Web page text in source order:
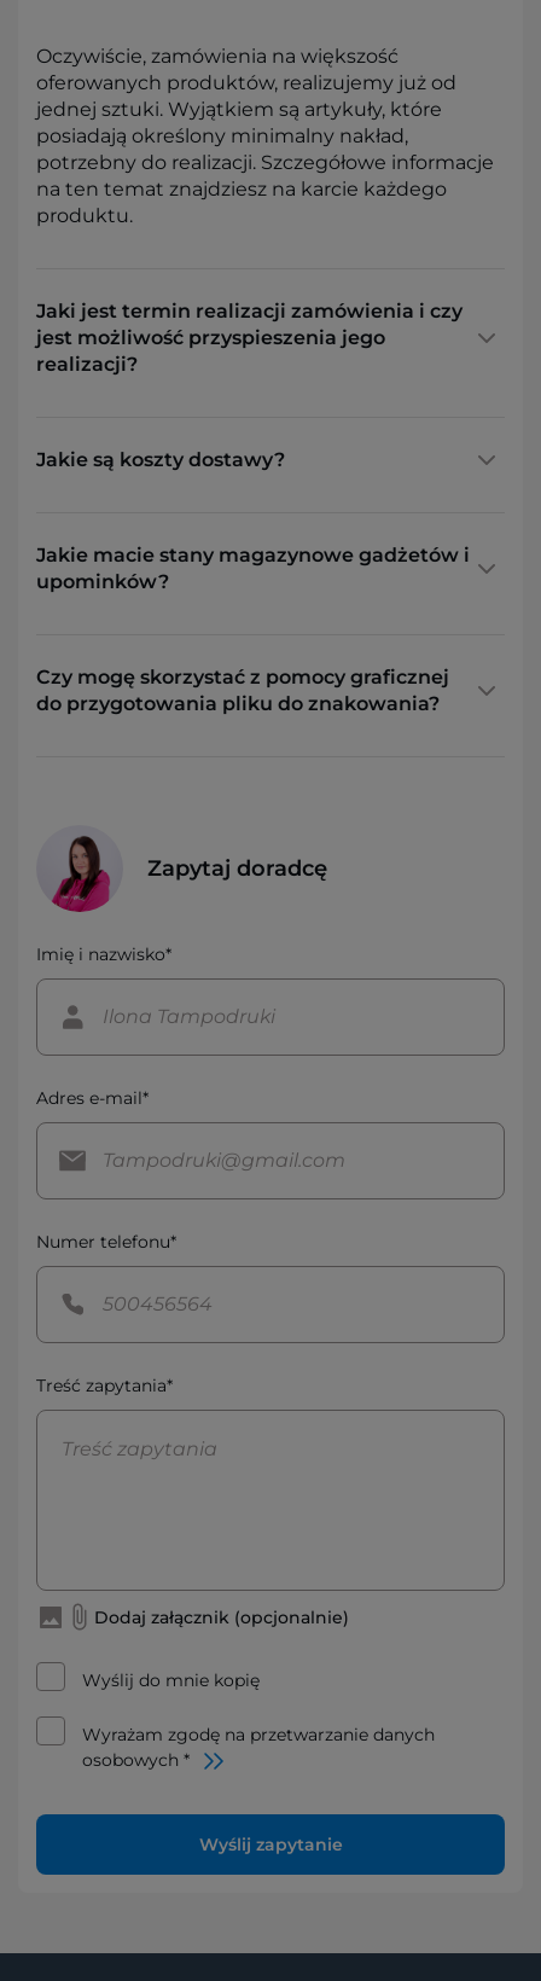
Oczywiście, zamówienia na większość
oferowanych produktów, realizujemy już od
jednej sztuki. Wyjątkiem są artykuły, które
posiadają określony minimalny nakład,
potrzebny do realizacji. Szczegółowe informacje
na ten temat znajdziesz na karcie każdego
produktu.
Jaki jest termin realizacji zamówienia i czy
jest możliwość przyspieszenia jego
realizacji?
Jakie są koszty dostawy?
Jakie macie stany magazynowe gadżetów i
upominków?
Czy mogę skorzystać z pomocy graficznej
do przygotowania pliku do znakowania?
Zapytaj doradcę
Imię i nazwisko*
Adres e-mail*
Numer telefonu*
Treść zapytania*
Dodaj załącznik (opcjonalnie)
Wyślij do mnie kopię
Wyrażam zgodę na przetwarzanie danych
osobowych *
Wyślij zapytanie